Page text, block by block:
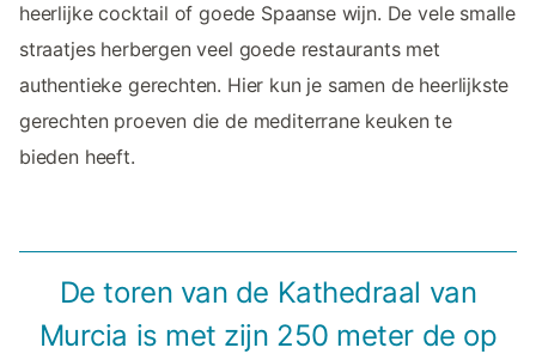
heerlijke cocktail of goede Spaanse wijn. De vele smalle
straatjes herbergen veel goede restaurants met
authentieke gerechten. Hier kun je samen de heerlijkste
gerechten proeven die de mediterrane keuken te
bieden heeft.
De toren van de Kathedraal van
Murcia is met zijn 250 meter de op